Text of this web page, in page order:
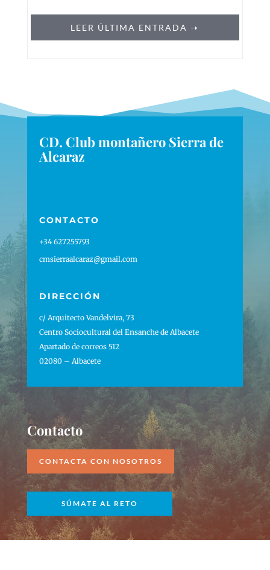
LEER ÚLTIMA ENTRADA ➝
CD. Club montañero Sierra de
Alcaraz
CONTACTO
+34 627255793
cmsierraalcaraz@gmail.com
DIRECCIÓN
c/ Arquitecto Vandelvira, 73
Centro Sociocultural del Ensanche de Albacete
Apartado de correos 512
02080 – Albacete
Contacto
CONTACTA CON NOSOTROS
SÚMATE AL RETO